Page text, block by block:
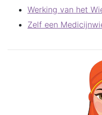
Werking van het
Zelf een